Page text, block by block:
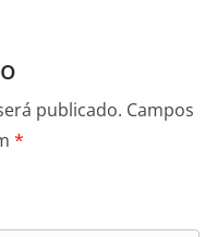
publicado. Campos
*